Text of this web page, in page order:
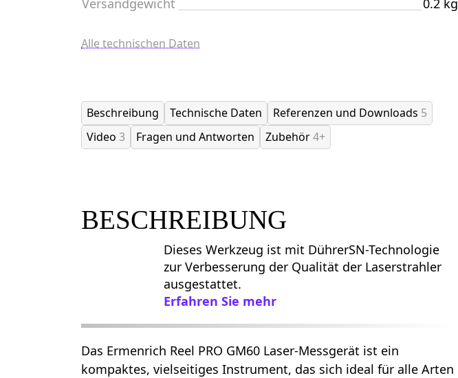
Versandgewicht 0.2 kg
Alle technischen Daten
Beschreibung Technische Daten Referenzen und Downloads 5
Video 3 Fragen und Antworten Zubehör4+
BESCHREIBUNG
Dieses Werkzeug ist mit DührerSN-Technologie
zur Verbesserung der Qualität der Laserstrahler
ausgestattet.
Erfahren Sie mehr
Das Ermenrich Reel PRO GM60 Laser-Messgerät ist ein
kompaktes, vielseitiges Instrument, das sich ideal für alle Arten